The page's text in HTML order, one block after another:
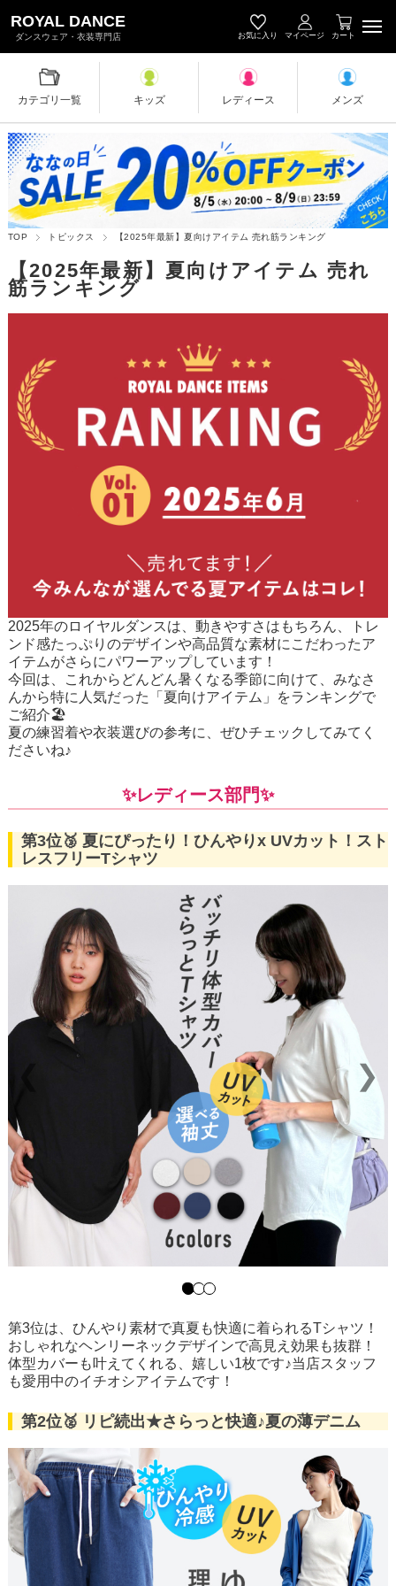
ROYAL DANCE キッズダンス衣装・レディース＆メ
ダンスウェア・衣装専門店 お気に入り マイページ カート
カテゴリ一覧 キッズ レディース メンズ
TOP トピックス 【2025年最新】夏向けアイテム 売れ筋ランキング
【2025年最新】夏向けアイテム 売れ
筋ランキング
2025年のロイヤルダンスは、動きやすさはもちろん、トレ
ンド感たっぷりのデザインや高品質な素材にこだわったア
イテムがさらにパワーアップしています！
今回は、これからどんどん暑くなる季節に向けて、みなさ
んから特に人気だった「夏向けアイテム」をランキングで
ご紹介🏖️
夏の練習着や衣装選びの参考に、ぜひチェックしてみてく
ださいね♪
✨レディース部門✨
第3位🥉 夏にぴったり！ひんやりx UVカット！スト
レスフリーTシャツ
❮ ❯
第3位は、ひんやり素材で真夏も快適に着られるTシャツ！
おしゃれなヘンリーネックデザインで高見え効果も抜群！
体型カバーも叶えてくれる、嬉しい1枚です♪当店スタッフ
も愛用中のイチオシアイテムです！
第2位🥈 リピ続出★さらっと快適♪夏の薄デニム